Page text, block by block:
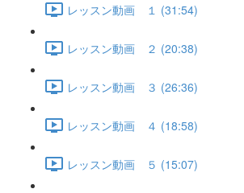
レッスン動画 １ (31:54)
レッスン動画 ２ (20:38)
レッスン動画 ３ (26:36)
レッスン動画 ４ (18:58)
レッスン動画 ５ (15:07)